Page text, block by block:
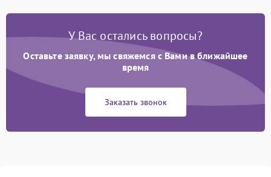
У Вас остались вопросы?
Оставьте заявку, мы свяжемся с Вами в ближайшее
время
Заказать звонок